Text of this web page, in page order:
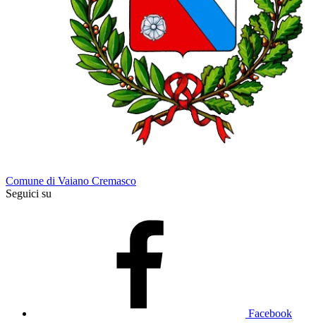
Comune di Vaiano Cremasco
Seguici su
Facebook